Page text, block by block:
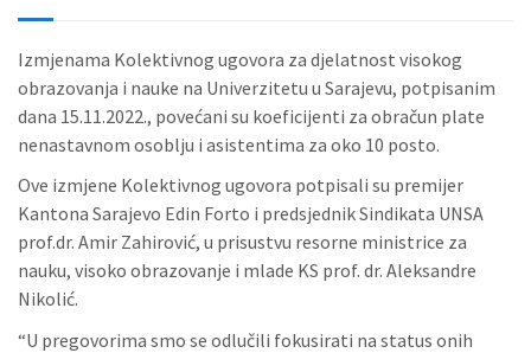
Izmjenama Kolektivnog ugovora za djelatnost visokog
obrazovanja i nauke na Univerzitetu u Sarajevu, potpisanim
dana 15.11.2022., povećani su koeficijenti za obračun plate
nenastavnom osoblju i asistentima za oko 10 posto.
Ove izmjene Kolektivnog ugovora potpisali su premijer
Kantona Sarajevo Edin Forto i predsjednik Sindikata UNSA
prof.dr. Amir Zahirović, u prisustvu resorne ministrice za
nauku, visoko obrazovanje i mlade KS prof. dr. Aleksandre
Nikolić.
“U pregovorima smo se odlučili fokusirati na status onih